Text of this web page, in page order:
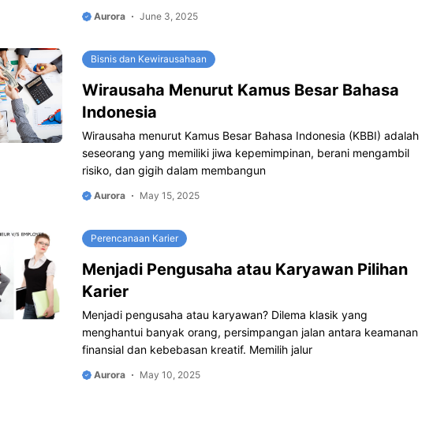
Aurora June 3, 2025
Bisnis dan Kewirausahaan
Wirausaha Menurut Kamus Besar Bahasa
Indonesia
Wirausaha menurut Kamus Besar Bahasa Indonesia (KBBI) adalah
seseorang yang memiliki jiwa kepemimpinan, berani mengambil
risiko, dan gigih dalam membangun
Aurora May 15, 2025
Perencanaan Karier
Menjadi Pengusaha atau Karyawan Pilihan
Karier
Menjadi pengusaha atau karyawan? Dilema klasik yang
menghantui banyak orang, persimpangan jalan antara keamanan
finansial dan kebebasan kreatif. Memilih jalur
Aurora May 10, 2025